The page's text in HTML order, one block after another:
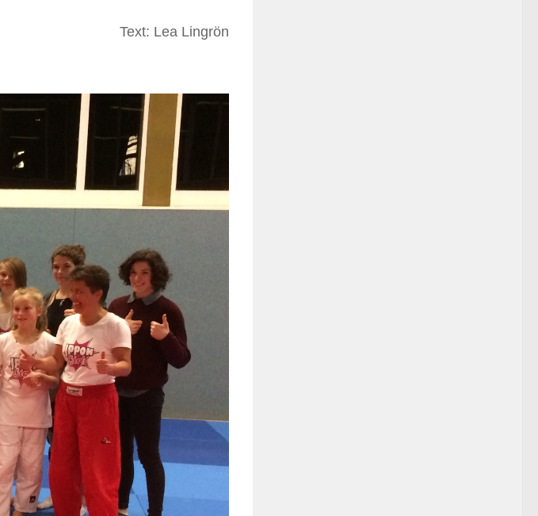
Text: Lea Lingrön